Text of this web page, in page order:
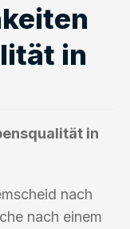
in
in
nach
nach einem